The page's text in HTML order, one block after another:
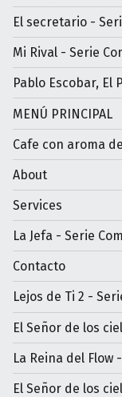
El secretario -
Mi Rival - Serie
Pablo Escobar, El
MENÚ PRINCIPAL
Cafe con aroma
About
Services
La Jefa - Serie
Contacto
Lejos de Ti 2 -
El Señor de los
La Reina del Flow
El Señor de los